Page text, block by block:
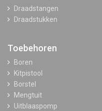
Draadstangen
Draadstukken
Toebehoren
Boren
Kitpistool
Borstel
Mengtuit
Uitblaaspomp